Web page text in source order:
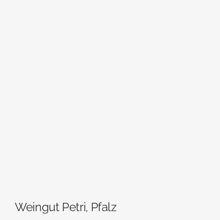
Weingut Petri, Pfalz